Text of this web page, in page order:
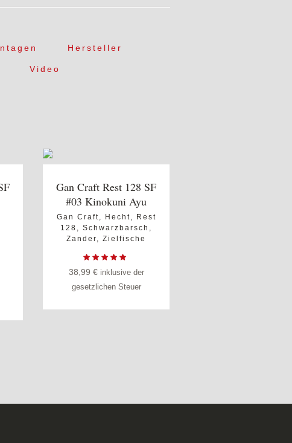
Hersteller
Video
Gan Craft Rest 128 SF
#03 Kinokuni Ayu
Gan Craft Hecht
Rest
128
,Schwarzbarsch
Zander
,Zielfische
38,99 € inklusive der
gesetzlichen Steuer